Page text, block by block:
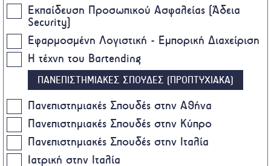
Eκπαίδευση Προσωπικού Ασφαλείας (Άδεια
Security)
Εφαρμοσμένη Λογιστική - Εμπορική Διαχείριση
Η τέχνη του Bartending
ΠΑΝΕΠΙΣΤΗΜΙΑΚΕΣ ΣΠΟΥΔΕΣ (ΠΡΟΠΤΥΧΙΑΚΑ)
Πανεπιστημιακές Σπουδές στην Αθήνα
Πανεπιστημιακές Σπουδές στην Κύπρο
Πανεπιστημιακές Σπουδές στην Ιταλία
Ιατρική στην Ιταλία